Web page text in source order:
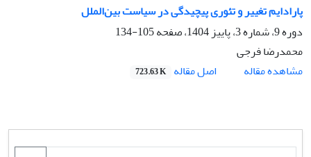
پارادایم تغییر و تئوری پیچیدگی در سیاست بین‌الملل
دوره 9، شماره 3، پاییز 1404، صفحه
105-134
محمدرضا فرجی
مشاهده مقاله
اصل مقاله 723.63 K